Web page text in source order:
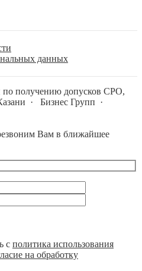
данных
по получению допусков СРО,
· Бизнес Групп ·
Вам в ближайшее
с политика использования
на обработку